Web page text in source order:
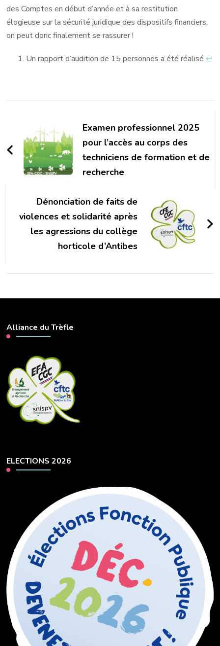
des Comptes en début d’année et à sa restitution
élogieuse sur la sécurité juridique des dispositifs financiers,
on peut donc finalement se rassurer !
Un rapport d’audition de 15 personnes a été réalisé ↩︎
d'article
Examen professionnel 2025
pour l’accès au corps des
techniciens de formation et de
recherche
Dénonciation de faits de
violences et solidarité après
les agressions du collège
horticole d’Antibes
Alliance du Trèfle
ELECTIONS 2026